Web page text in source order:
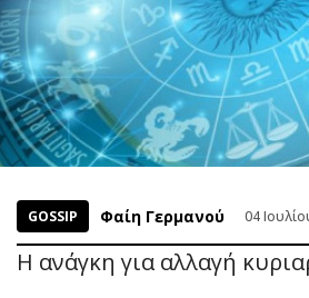
GOSSIP Φαίη Γερμανού 04
Η ανάγκη για αλλαγή